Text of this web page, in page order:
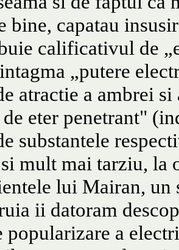
bine, capatau
calificativul de
„putere
atractie a ambrei
eter penetrant"
substantele
mult mai tarziu, la
lui Mairan, un
ii datoram
popularizare a